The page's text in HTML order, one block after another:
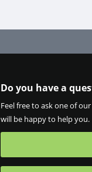
Do you have a
Feel free to ask one of
will be happy to help you.